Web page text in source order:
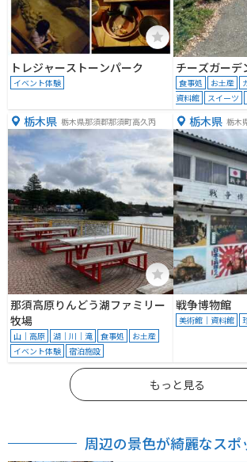
トレジャーストーンパーク
イベント体験
チーズガー
食事処 お土産
資料館
スイーツ
栃木県 栃木県那須郡那須町高久丙
那須高原りんどう湖ファミリー
牧場
山｜高原 湖｜川｜滝 食事処
お土産
イベント体験
宿泊施設
栃木県 栃木
戦争博物館
美術館｜資料館
もっと見る
周辺の景色が綺麗なスポ